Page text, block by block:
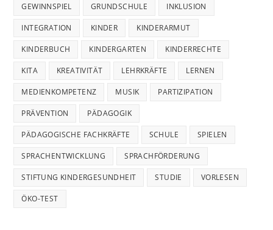
GEWINNSPIEL GRUNDSCHULE INKLUSION
INTEGRATION KINDER KINDERARMUT
KINDERBUCH KINDERGARTEN KINDERRECHTE
KITA KREATIVITÄT LEHRKRÄFTE LERNEN
MEDIENKOMPETENZ MUSIK PARTIZIPATION
PRÄVENTION PÄDAGOGIK
PÄDAGOGISCHE FACHKRÄFTE SCHULE SPIELEN
SPRACHENTWICKLUNG SPRACHFÖRDERUNG
STIFTUNG KINDERGESUNDHEIT STUDIE VORLESEN
ÖKO-TEST